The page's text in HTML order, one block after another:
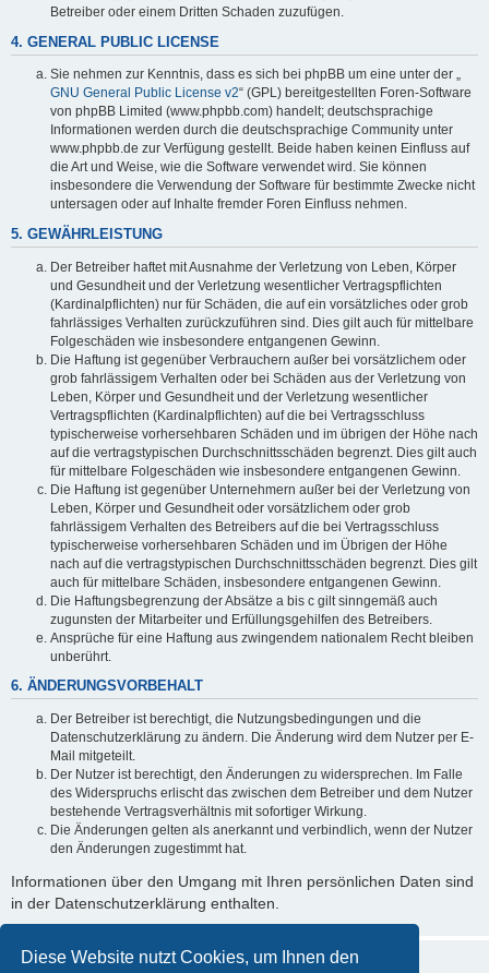
Diese Website nutzt Cookies, um Ihnen den
Betreiber oder einem Dritten Schaden zuzufügen.
4. GENERAL PUBLIC LICENSE
Sie nehmen zur Kenntnis, dass es sich bei phpBB um eine unter der „
GNU General Public License v2“ (GPL) bereitgestellten Foren-Software
von phpBB Limited (www.phpbb.com) handelt; deutschsprachige
Informationen werden durch die deutschsprachige Community unter
www.phpbb.de zur Verfügung gestellt. Beide haben keinen Einfluss auf
die Art und Weise, wie die Software verwendet wird. Sie können
insbesondere die Verwendung der Software für bestimmte Zwecke nicht
untersagen oder auf Inhalte fremder Foren Einfluss nehmen.
5. GEWÄHRLEISTUNG
Der Betreiber haftet mit Ausnahme der Verletzung von Leben, Körper
und Gesundheit und der Verletzung wesentlicher Vertragspflichten
(Kardinalpflichten) nur für Schäden, die auf ein vorsätzliches oder grob
fahrlässiges Verhalten zurückzuführen sind. Dies gilt auch für mittelbare
Folgeschäden wie insbesondere entgangenen Gewinn.
Die Haftung ist gegenüber Verbrauchern außer bei vorsätzlichem oder
grob fahrlässigem Verhalten oder bei Schäden aus der Verletzung von
Leben, Körper und Gesundheit und der Verletzung wesentlicher
Vertragspflichten (Kardinalpflichten) auf die bei Vertragsschluss
typischerweise vorhersehbaren Schäden und im übrigen der Höhe nach
auf die vertragstypischen Durchschnittsschäden begrenzt. Dies gilt auch
für mittelbare Folgeschäden wie insbesondere entgangenen Gewinn.
Die Haftung ist gegenüber Unternehmern außer bei der Verletzung von
Leben, Körper und Gesundheit oder vorsätzlichem oder grob
fahrlässigem Verhalten des Betreibers auf die bei Vertragsschluss
typischerweise vorhersehbaren Schäden und im Übrigen der Höhe
nach auf die vertragstypischen Durchschnittsschäden begrenzt. Dies gilt
auch für mittelbare Schäden, insbesondere entgangenen Gewinn.
Die Haftungsbegrenzung der Absätze a bis c gilt sinngemäß auch
zugunsten der Mitarbeiter und Erfüllungsgehilfen des Betreibers.
Ansprüche für eine Haftung aus zwingendem nationalem Recht bleiben
unberührt.
6. ÄNDERUNGSVORBEHALT
Der Betreiber ist berechtigt, die Nutzungsbedingungen und die
Datenschutzerklärung zu ändern. Die Änderung wird dem Nutzer per E-
Mail mitgeteilt.
Der Nutzer ist berechtigt, den Änderungen zu widersprechen. Im Falle
des Widerspruchs erlischt das zwischen dem Betreiber und dem Nutzer
bestehende Vertragsverhältnis mit sofortiger Wirkung.
Die Änderungen gelten als anerkannt und verbindlich, wenn der Nutzer
den Änderungen zugestimmt hat.
Informationen über den Umgang mit Ihren persönlichen Daten sind
in der Datenschutzerklärung enthalten.